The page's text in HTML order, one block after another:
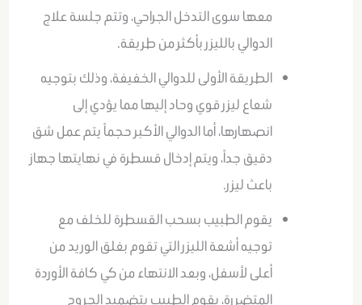
معها سوى التدخل الجراحي، وتتم جلسة علاج
الدوالي بالليزر بأكثر من طريقة.
الطريقة الأولى للدوالي الخفيفة، وذلك بتوجيه
شعاع ليزر قوي وحاد إليها مما يؤدي إلى
انصهارها، أما الدوالي الأكبر حجماً يتم عمل شق
دقيق جداً، ويتم إدخال قسطرة في نهايتها جهاز
باعث ليزر.
يقوم الطبيب بسحب القسطرة للخلف مع
توجيه أشعة الليزر التي تقوم بغلق الوريد من
أعلى لأسفل، وبعد الانتهاء من كي كافة الأوردة
المتضررة، يقوم الطبيب بتضميد الجروح